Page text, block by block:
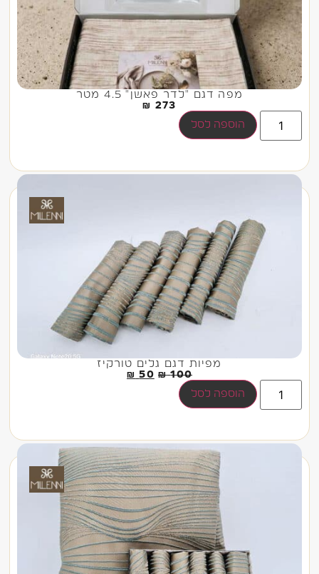
מפה דגם "לדר פאשן" 4.5 מטר
273
₪
הוספה לסל
מפיות דגם גלים טורקיז
100
₪
50
₪
הוספה לסל